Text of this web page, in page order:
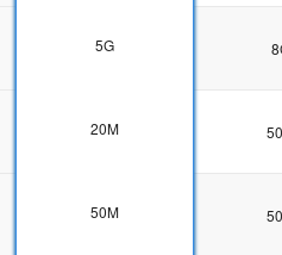
5G
20M
50M
5G
20M
50M